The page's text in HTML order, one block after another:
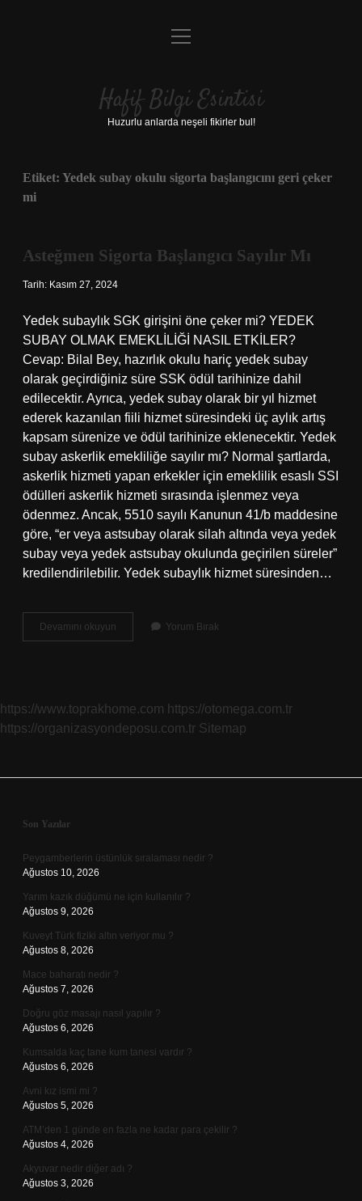
Anasayfa
Yasal Uyarı
menüyü
Hafif Bilgi Esintisi
Huzurlu anlarda neşeli fikirler bul!
Etiket: Yedek subay okulu sigorta başlangıcını geri çeker
mi
Asteğmen Sigorta Başlangıcı Sayılır Mı
Tarih: Kasım 27, 2024
Yedek subaylık SGK girişini öne çeker mi? YEDEK
SUBAY OLMAK EMEKLİLİĞİ NASIL ETKİLER?
Cevap: Bilal Bey, hazırlık okulu hariç yedek subay
olarak geçirdiğiniz süre SSK ödül tarihinize dahil
edilecektir. Ayrıca, yedek subay olarak bir yıl hizmet
ederek kazanılan fiili hizmet süresindeki üç aylık artış
kapsam sürenize ve ödül tarihinize eklenecektir. Yedek
subay askerlik emekliliğe sayılır mı? Normal şartlarda,
askerlik hizmeti yapan erkekler için emeklilik esaslı SSI
ödülleri askerlik hizmeti sırasında işlenmez veya
ödenmez. Ancak, 5510 sayılı Kanunun 41/b maddesine
göre, “er veya astsubay olarak silah altında veya yedek
subay veya yedek astsubay okulunda geçirilen süreler”
kredilendirilebilir. Yedek subaylık hizmet süresinden…
Devamını okuyun Asteğmen
Sigorta
Yorum Bırak
https://www.toprakhome.com https://otomega.com.tr
https://organizasyondeposu.com.tr Sitemap
Sidebar
Son Yazılar
Peygamberlerin üstünlük sıralaması nedir ?
Ağustos 10, 2026
Yarım kazık düğümü ne için kullanılır ?
Ağustos 9, 2026
Kuveyt Türk fiziki altın veriyor mu ?
Ağustos 8, 2026
Mace baharatı nedir ?
Ağustos 7, 2026
Doğru göz masajı nasıl yapılır ?
Ağustos 6, 2026
Kumsalda kaç tane kum tanesi vardır ?
Ağustos 6, 2026
Avni kız ismi mi ?
Ağustos 5, 2026
ATM’den 1 günde en fazla ne kadar para çekilir ?
Ağustos 4, 2026
Akyuvar nedir diğer adı ?
Ağustos 3, 2026